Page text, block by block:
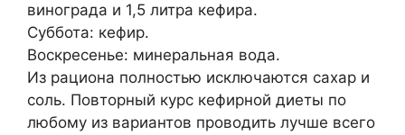
винограда и 1,5 литра кефира.
Суббота: кефир.
Воскресенье: минеральная вода.
Из рациона полностью исключаются сахар и
соль. Повторный курс кефирной диеты по
любому из вариантов проводить лучше всего